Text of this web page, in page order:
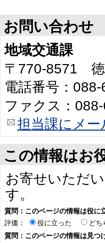
お問い合わせ
地域交通課
〒770-8571 徳
電話番号：
ファクス：
担当課にメー
この情報はお
お寄せいただ
す。
質問：このページの情報は役に
評価：
役に立った どち
質問：このページの情報は見つ